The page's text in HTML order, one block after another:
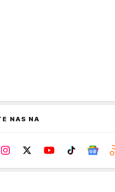
NAS NA